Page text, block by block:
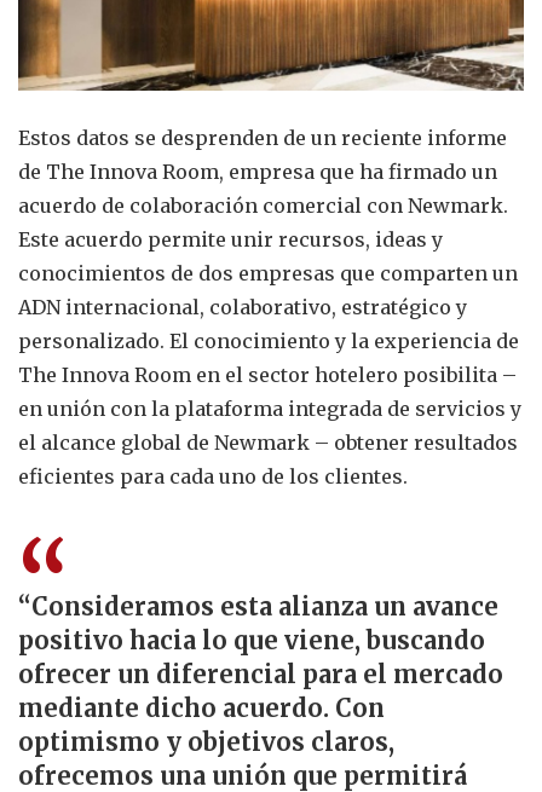
Estos datos se desprenden de un reciente informe
de The Innova Room, empresa que ha firmado un
acuerdo de colaboración comercial con Newmark.
Este acuerdo permite unir recursos, ideas y
conocimientos de dos empresas que comparten un
ADN internacional, colaborativo, estratégico y
personalizado. El conocimiento y la experiencia de
The Innova Room en el sector hotelero posibilita –
en unión con la plataforma integrada de servicios y
el alcance global de Newmark – obtener resultados
eficientes para cada uno de los clientes.
“
“Consideramos esta alianza un avance
positivo hacia lo que viene, buscando
ofrecer un diferencial para el mercado
mediante dicho acuerdo. Con
optimismo y objetivos claros,
ofrecemos una unión que permitirá